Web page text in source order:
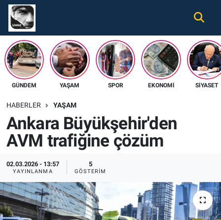
GÜNDEM YAŞAM SPOR EKONOMI SIYASET
HABERLER YAŞAM
Ankara Büyükşehir'den
AVM trafiğine çözüm
02.03.2026 - 13:57
YAYINLANMA
5
GÖSTERIM
Gündem
Ekonomi
Spor
Tüm Haberler
İletişim
Künye
Nöbetçi Eczaneler
Hava Durumu
Namaz Vakitleri
Süper Lig Puan Durumu ve Fikstür
Tüm Manşetler
Son Dakika Haberleri
Haber Arşivi